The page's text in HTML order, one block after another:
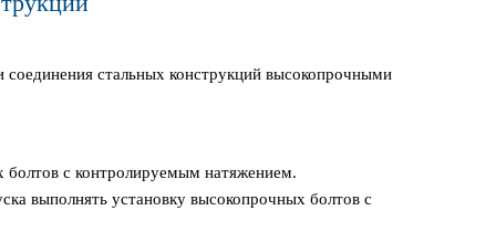
стальных конструкций высокопрочными
с контролируемым натяжением.
выполнять установку высокопрочных болтов с